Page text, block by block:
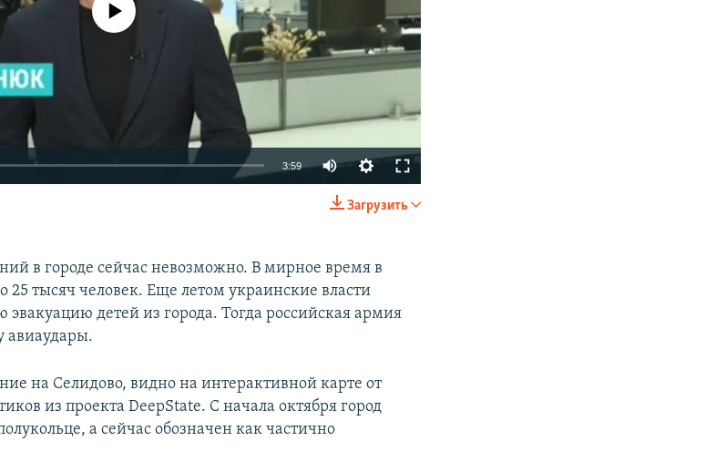
SHARE
240p 360p 480p
3:59 Auto
240p
720p
1080p
Загрузить
в городе сейчас невозможно. В мирное время в
25 тысяч человек. Еще летом украинские власти
детей из города. Тогда российская армия
авиаудары.
на Селидово, видно на интерактивной карте от
из проекта DeepState. C начала октября город
а сейчас обозначен как частично